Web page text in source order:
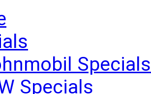
Specials
Specials